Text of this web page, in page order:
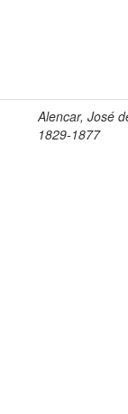
Alencar, José
1829-1877